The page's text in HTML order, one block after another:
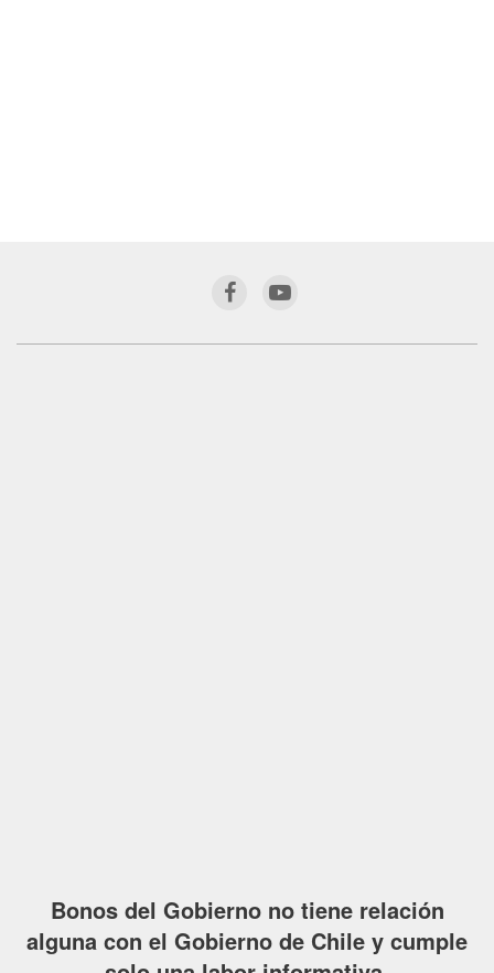
Bonos del Gobierno no tiene relación
alguna con el Gobierno de Chile y cumple